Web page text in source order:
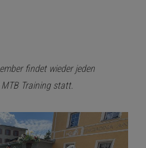
findet wieder jeden
Training statt.